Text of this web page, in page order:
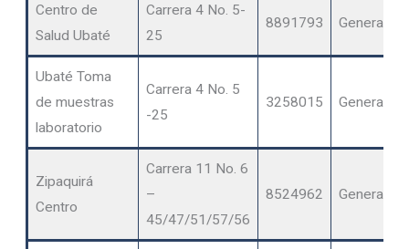
Centro de
Salud Ubaté
Carrera 4 No. 5-
25
8891793 General
Ubaté Toma
de muestras
laboratorio
Carrera 4 No. 5
-25
3258015 General
Zipaquirá
Centro
Carrera 11 No. 6
–
45/47/51/57/56
8524962 General